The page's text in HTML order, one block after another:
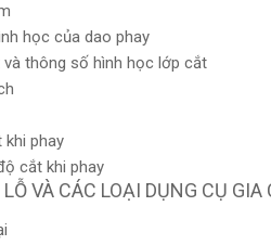
học của dao phay
thông số hình học lớp cắt
phay
cắt khi phay
VÀ CÁC LOẠI DỤNG CỤ